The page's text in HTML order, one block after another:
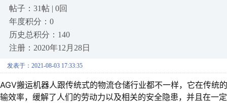
帖子：31帖 | 0回
年度积分：0
历史总积分：140
注册：2020年12月28日
发表于：2021-08-03 17:33:35
AGV搬运机器人跟传统式的物流仓储行业都不一样，它在传统
输效率，缓解了人们的劳动力以及相关的安全隐患，并且在一